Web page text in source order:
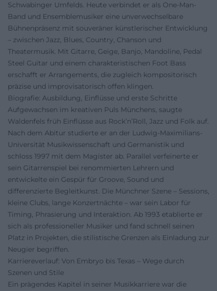
Schwabinger Umfelds. Heute verbindet er als One-Man-
Band und Ensemblemusiker eine unverwechselbare
Bühnenpräsenz mit souveräner künstlerischer Entwicklung
– zwischen Jazz, Blues, Country, Chanson und
Theatermusik. Mit Gitarre, Geige, Banjo, Mandoline, Pedal
Steel Guitar und einem charakteristischen Foot Bass
erschafft er Arrangements, die zugleich kompositorisch
präzise und improvisatorisch offen klingen.
Biografie: Ausbildung, Einflüsse und erste Schritte
Aufgewachsen im kreativen Puls Münchens, saugte
Waldenfels früh Einflüsse aus Rock’n’Roll, Jazz und Folk auf.
Nach dem Abitur studierte er an der Ludwig-Maximilians-
Universität Musikwissenschaft und Germanistik und
schloss 1997 mit dem Magister ab. Parallel verfeinerte er
sein Gitarrenspiel bei renommierten Lehrern und
entwickelte ein Gespür für Groove, Sound und
differenzierte Begleitkunst. Die Münchner Szene – Sessions,
kleine Clubs, lange Konzertnächte – war sein Labor für
Timing, Phrasierung und Interaktion. Ab 1993 etablierte er
sich als professioneller Musiker und fand schnell seinen
Platz in Projekten, die stilistische Grenzen als Einladung zur
Neugier begriffen.
Karriereverlauf: Von Embryo bis Texas – Wege durch
Szenen und Stile
Ein prägendes Kapitel in seiner Musikkarriere war die